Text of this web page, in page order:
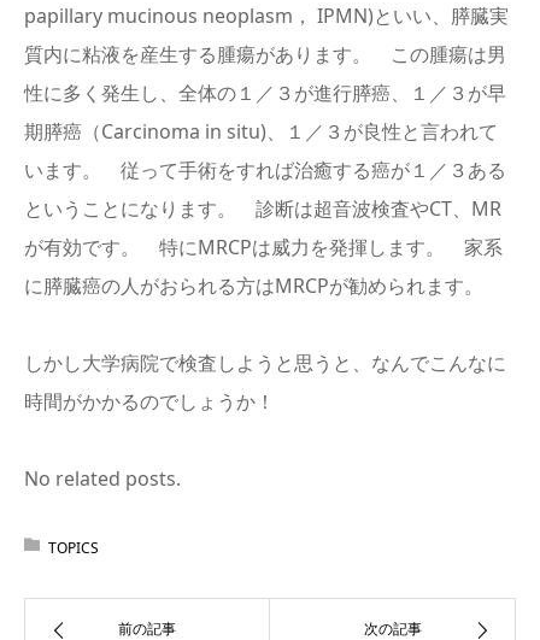
papillary mucinous neoplasm， IPMN)といい、膵臓実
質内に粘液を産生する腫瘍があります。 この腫瘍は男
性に多く発生し、全体の１／３が進行膵癌、１／３が早
期膵癌（Carcinoma in situ)、１／３が良性と言われて
います。 従って手術をすれば治癒する癌が１／３ある
ということになります。 診断は超音波検査やCT、MR
が有効です。 特にMRCPは威力を発揮します。 家系
に膵臓癌の人がおられる方はMRCPが勧められます。
しかし大学病院で検査しようと思うと、なんでこんなに
時間がかかるのでしょうか！
No related posts.
TOPICS
前の記事 次の記事